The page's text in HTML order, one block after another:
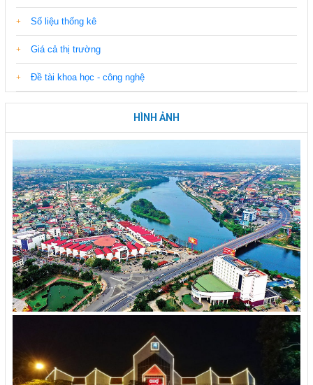
Số liệu thống kê
Giá cả thị trường
Đề tài khoa học - công nghệ
HÌNH ẢNH